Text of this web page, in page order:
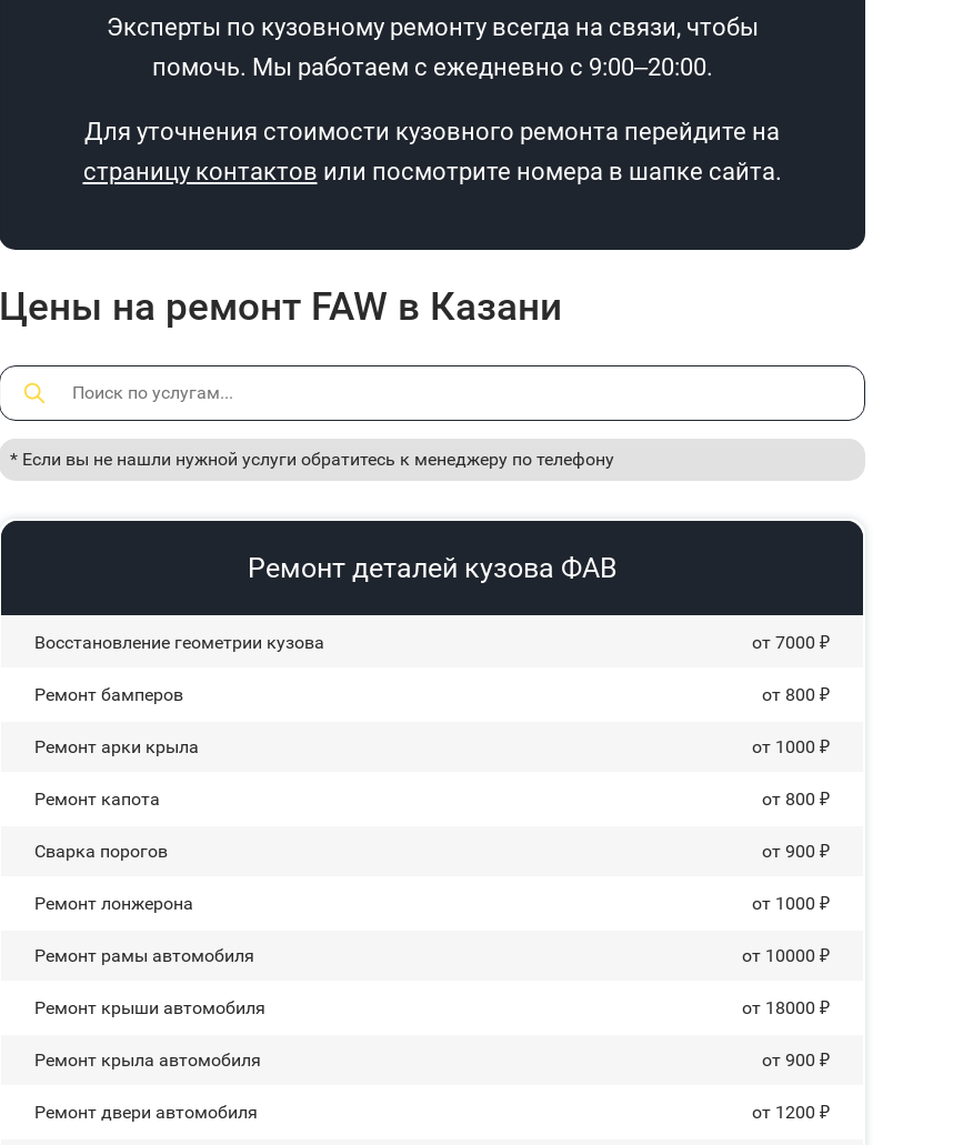
Эксперты по кузовному ремонту всегда на связи, чтобы
помочь. Мы работаем с ежедневно с 9:00–20:00.
Для уточнения стоимости кузовного ремонта перейдите на
страницу контактов или посмотрите номера в шапке сайта.
Цены на ремонт FAW в Казани
* Если вы не нашли нужной услуги обратитесь к менеджеру по телефону
Ремонт деталей кузова ФАВ
Восстановление геометрии кузова от 7000 ₽
Ремонт бамперов от 800 ₽
Ремонт арки крыла от 1000 ₽
Ремонт капота от 800 ₽
Сварка порогов от 900 ₽
Ремонт лонжерона от 1000 ₽
Ремонт рамы автомобиля от 10000 ₽
Ремонт крыши автомобиля от 18000 ₽
Ремонт крыла автомобиля от 900 ₽
Ремонт двери автомобиля от 1200 ₽